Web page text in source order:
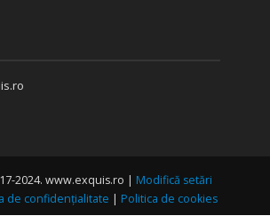
2024. www.exquis.ro | Modifică setări
de confidențialitate | Politica de cookies